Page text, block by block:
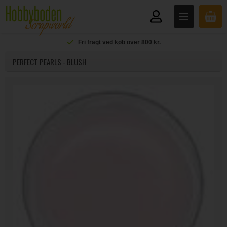
Fri fragt ved køb over 800 kr.
PERFECT PEARLS - BLUSH